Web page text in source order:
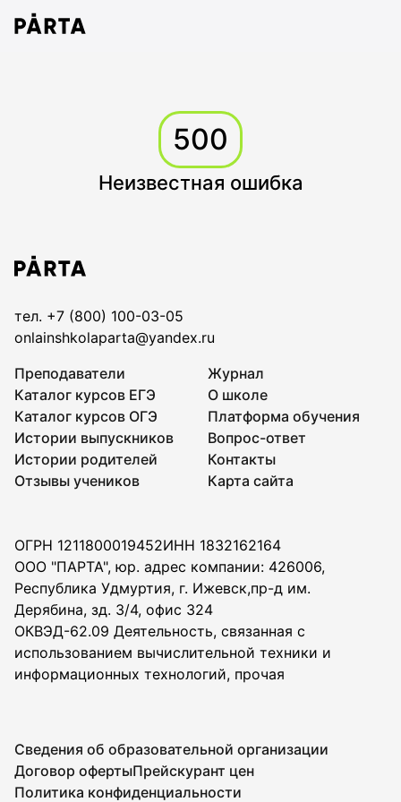
500
Неизвестная ошибка
тел. +7 (800) 100-03-05
onlainshkolaparta@yandex.ru
Преподаватели
Каталог курсов ЕГЭ
Каталог курсов ОГЭ
Истории выпускников
Истории родителей
Отзывы учеников
Журнал
О школе
Платформа обучения
Вопрос-ответ
Контакты
Карта сайта
ОГРН 1211800019452ИНН 1832162164
ООО "ПАРТА", юр. адрес компании: 426006,
Республика Удмуртия, г. Ижевск,пр-д им.
Дерябина, зд. 3/4, офис 324
ОКВЭД-62.09 Деятельность, связанная с
использованием вычислительной техники и
информационных технологий, прочая
Сведения об образовательной организации
Договор офертыПрейскурант цен
Политика конфиденциальности